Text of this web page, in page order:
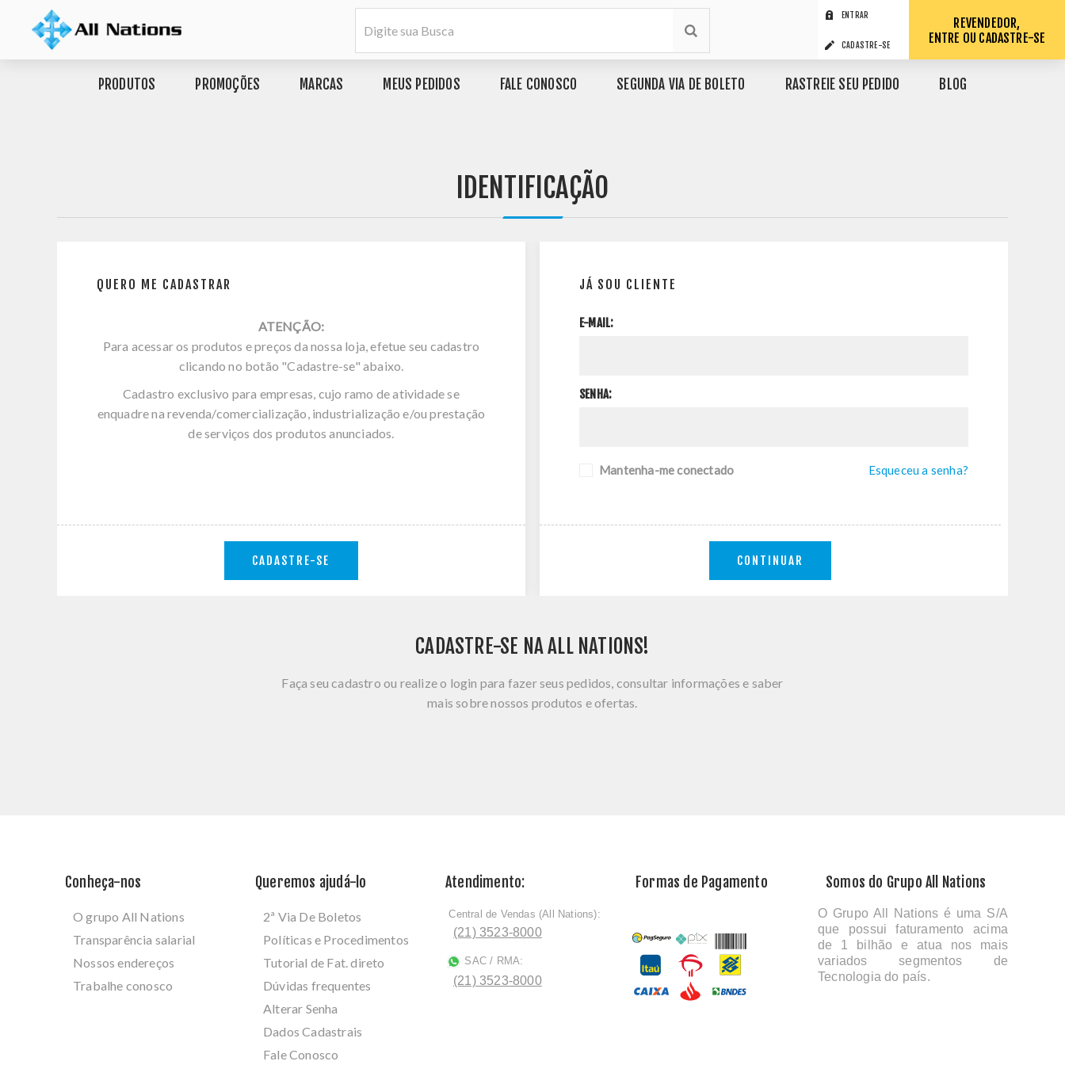
ENTRAR
CADASTRE-SE
REVENDEDOR,
ENTRE OU CADASTRE-SE
PRODUTOS PROMOÇÕES MARCAS MEUS PEDIDOS FALE CONOSCO SEGUNDA VIA DE BOLETO RASTREIE SEU PEDIDO BLOG
IDENTIFICAÇÃO
QUERO ME CADASTRAR
ATENÇÃO:
Para acessar os produtos e preços da nossa loja, efetue seu cadastro
clicando no botão "Cadastre-se" abaixo.
Cadastro exclusivo para empresas, cujo ramo de atividade se
enquadre na revenda/comercialização, industrialização e/ou prestação
de serviços dos produtos anunciados.
CADASTRE-SE
JÁ SOU CLIENTE
E-MAIL:
SENHA:
Mantenha-me conectado Esqueceu a senha?
CONTINUAR
CADASTRE-SE NA ALL NATIONS!
Faça seu cadastro ou realize o login para fazer seus pedidos, consultar informações e saber
mais sobre nossos produtos e ofertas.
Conheça-nos
O grupo All Nations
Transparência salarial
Nossos endereços
Trabalhe conosco
Queremos ajudá-lo
2ª Via De Boletos
Políticas e Procedimentos
Tutorial de Fat. direto
Dúvidas frequentes
Alterar Senha
Dados Cadastrais
Fale Conosco
Atendimento:
ﾠCentral de Vendas (All Nations):
(21) 3523-8000
SAC / RMA:
(21) 3523-8000
Formas de Pagamento Somos do Grupo All Nations
O Grupo All Nations é uma S/A
que possui faturamento acima
de 1 bilhão e atua nos mais
variados segmentos de
Tecnologia do país.